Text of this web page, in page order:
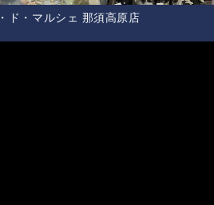
ド・マルシェ 那須高原店